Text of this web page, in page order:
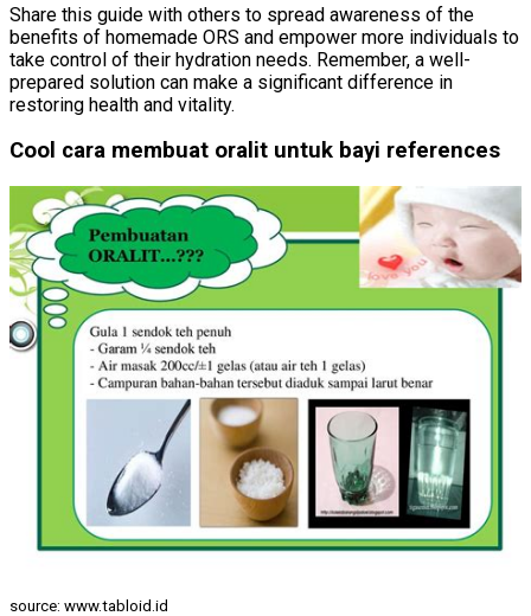
Share this guide with others to spread awareness of the
benefits of homemade ORS and empower more individuals to
take control of their hydration needs. Remember, a well-
prepared solution can make a significant difference in
restoring health and vitality.
Cool cara membuat oralit untuk bayi references
source: www.tabloid.id